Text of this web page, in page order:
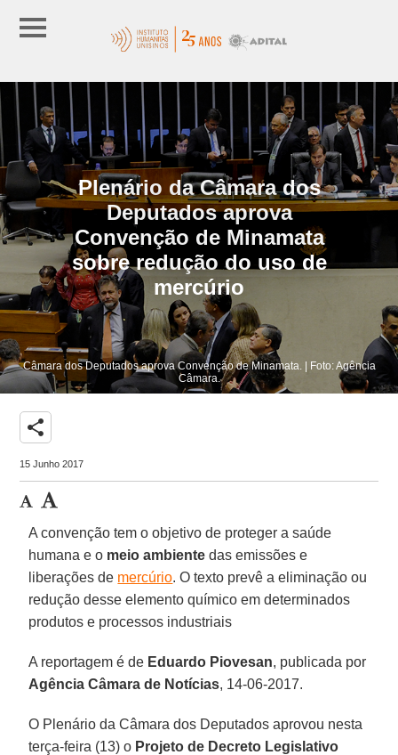
Plenário da Câmara dos
Deputados aprova
Convenção de Minamata
sobre redução do uso de
mercúrio
Câmara dos Deputados aprova Convenção de Minamata. | Foto: Agência
Câmara.
share
15 Junho 2017
A convenção tem o objetivo de proteger a saúde
humana e o meio ambiente das emissões e
liberações de mercúrio. O texto prevê a eliminação ou
redução desse elemento químico em determinados
produtos e processos industriais
A reportagem é de Eduardo Piovesan, publicada por
Agência Câmara de Notícias, 14-06-2017.
O Plenário da Câmara dos Deputados aprovou nesta
terça-feira (13) o Projeto de Decreto Legislativo